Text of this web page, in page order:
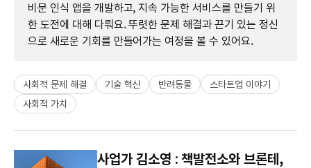
비문 인식 앱을 개발하고, 지속 가능한 서비스를 만들기 위
한 도전에 대해 다뤄요. 뚜렷한 문제 해결과 끈기 있는 정신
으로 새로운 기회를 만들어가는 여정을 볼 수 있어요.
사회적 문제 해결 기술 혁신 반려동물
스타트업 이야기
사회적 가치
사업가 김소영 : 책발전소와 브론테,